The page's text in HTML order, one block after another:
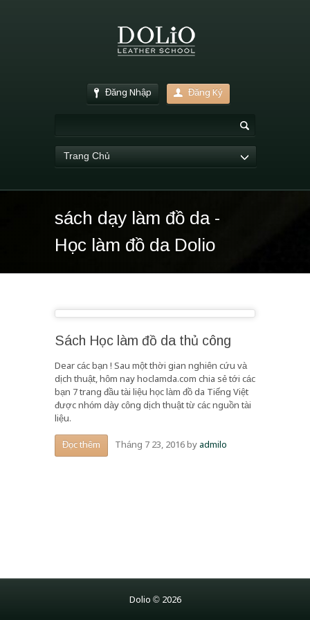
Đăng Nhập Đăng Ký
Trang Chủ
sách dạy làm đồ da -
Học làm đồ da Dolio
Sách Học làm đồ da thủ công
Dear các bạn ! Sau một thời gian nghiên cứu và
dịch thuật, hôm nay hoclamda.com chia sẻ tới các
bạn 7 trang đầu tài liệu học làm đồ da Tiếng Việt
được nhóm dày công dịch thuật từ các nguồn tài
liệu.
Đọc thêm Tháng 7 23, 2016byadmilo
Dolio © 2026